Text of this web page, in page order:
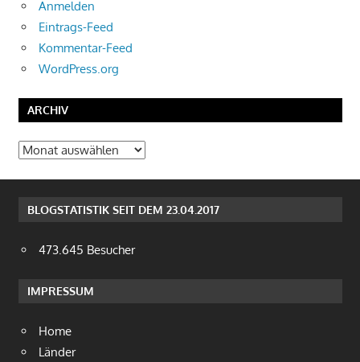
Anmelden
Eintrags-Feed
Kommentar-Feed
WordPress.org
ARCHIV
Archiv
BLOGSTATISTIK SEIT DEM 23.04.2017
473.645 Besucher
IMPRESSUM
Home
Länder